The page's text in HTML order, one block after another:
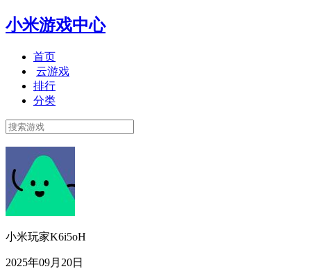
小米游戏中心
首页
云游戏
排行
分类
小米玩家K6i5oH
2025年09月20日